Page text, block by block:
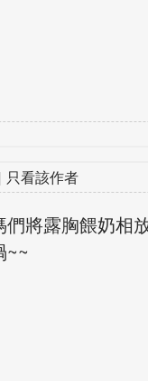
| 只看該作者
將露胸餵奶相
~~